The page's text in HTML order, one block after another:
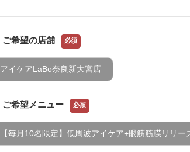
ご希望の店舗 必須
アイケアLaBo奈良新大宮店
ご希望メニュー 必須
【毎月10名限定】低周波アイケア+眼筋筋膜リリ